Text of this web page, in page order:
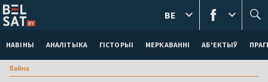
НАВІНЫ АНАЛІТЫКА ГІСТОРЫІ МЕРКАВАННI АБ'ЕКТЫЎ
BE
Вайна